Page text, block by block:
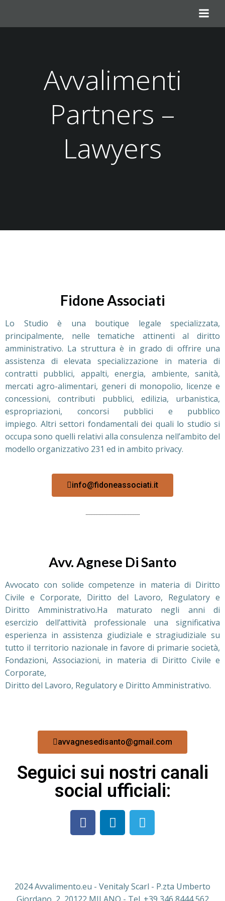
Avvalimenti
Partners –
Lawyers
Fidone Associati
Lo Studio è una boutique legale specializzata,
principalmente, nelle tematiche attinenti al diritto
amministrativo. La struttura è in grado di offrire una
assistenza di elevata specializzazione in materia di
contratti pubblici, appalti, energia, ambiente, sanità,
mercati agro-alimentari, generi di monopolio, licenze e
concessioni, contributi pubblici, edilizia, urbanistica,
espropriazioni, concorsi pubblici e pubblico
impiego. Altri settori fondamentali dei quali lo studio si
occupa sono quelli relativi alla consulenza nell’ambito del
modello organizzativo 231 ed in ambito privacy.
info@fidoneassociati.it
Avv. Agnese Di Santo
Avvocato con solide competenze in materia di Diritto
Civile e Corporate, Diritto del Lavoro, Regulatory e
Diritto Amministrativo.Ha maturato negli anni di
esercizio dell’attività professionale una significativa
esperienza in assistenza giudiziale e stragiudiziale su
tutto il territorio nazionale in favore di primarie società,
Fondazioni, Associazioni, in materia di Diritto Civile e
Corporate,
Diritto del Lavoro, Regulatory e Diritto Amministrativo.
avvagnesedisanto@gmail.com
Seguici sui nostri canali
social ufficiali:
2024 Avvalimento.eu - Venitaly Scarl - P.zta Umberto